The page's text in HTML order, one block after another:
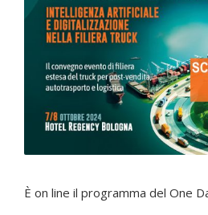
È on line il programma del One